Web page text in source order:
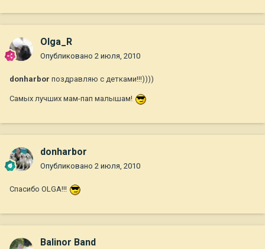
Olga_R
Опубликовано 2 июля, 2010
donharbor поздравляю с детками!!!))))
Самых лучших мам-пап малышам!
donharbor
Опубликовано 2 июля, 2010
Спасибо OLGA!!!
Balinor Band